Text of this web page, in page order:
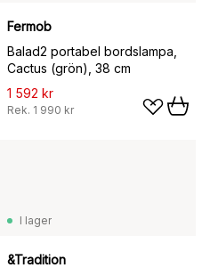
Fermob
Balad2 portabel bordslampa,
Cactus (grön), 38 cm
1 592 kr
Rek. 1 990 kr
I lager
&Tradition